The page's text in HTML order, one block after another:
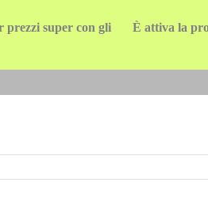
prezzi super con gli
È attiva la